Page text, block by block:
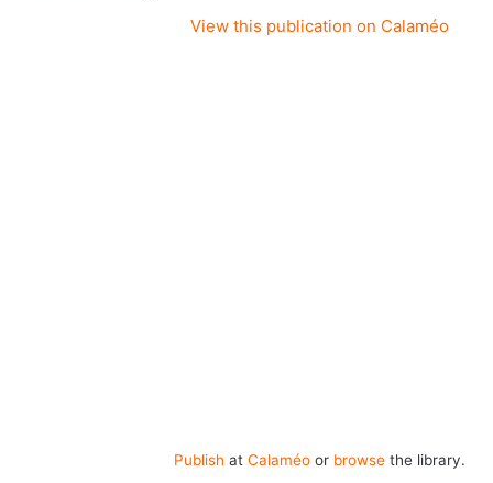
View this publication on Calaméo
Publish at Calaméoor browsethe library.